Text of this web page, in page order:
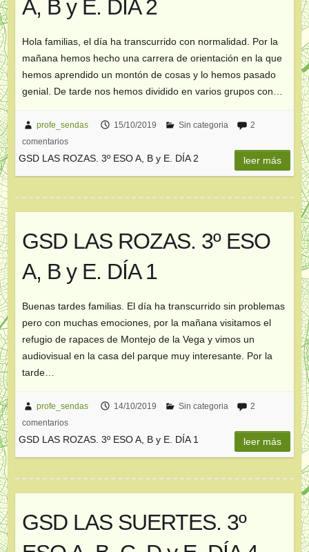
A, B y E. DÍA 2
Hola familias, el día ha transcurrido con normalidad. Por la
mañana hemos hecho una carrera de orientación en la que
hemos aprendido un montón de cosas y lo hemos pasado
genial. De tarde nos hemos dividido en varios grupos con…
profe_sendas 15/10/2019 Sin categoria
2
comentarios
GSD LAS ROZAS. 3º ESO A, B y E. DÍA 2 leer más
GSD LAS ROZAS. 3º ESO
A, B y E. DÍA 1
Buenas tardes familias. El día ha transcurrido sin problemas
pero con muchas emociones, por la mañana visitamos el
refugio de rapaces de Montejo de la Vega y vimos un
audiovisual en la casa del parque muy interesante. Por la
tarde…
profe_sendas 14/10/2019 Sin categoria
2
comentarios
GSD LAS ROZAS. 3º ESO A, B y E. DÍA 1 leer más
GSD LAS SUERTES. 3º